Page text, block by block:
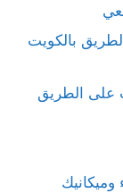
بالكويت
على الطريق